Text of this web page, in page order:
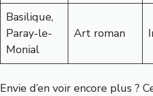
Basilique,
Paray-le-
Monial
Art roman
Envie d’en voir encore plus ?